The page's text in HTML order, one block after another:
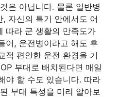
은 아닙니다. 물론 일반병
, 자신의 특기 안에서도 어
따라 군 생활의 만족도가
어, 운전병이라고 해도 후
적 편안한 운전 환경을 기
부대로 배치된다면 매일
야 할 수도 있습니다. 따라
부대 특성을 미리 알아보